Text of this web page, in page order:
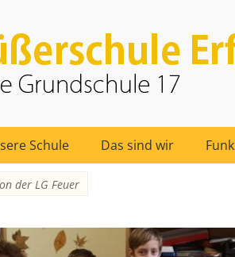
Erfurt
Schule Das sind wir
der LG Feuer